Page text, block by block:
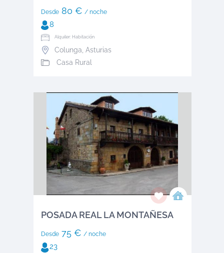
Desde80 € / noche
8
Alquiler: Habitación
Colunga Asturias
Casa Rural
POSADA REAL LA MONTAÑESA
Desde75 € / noche
23